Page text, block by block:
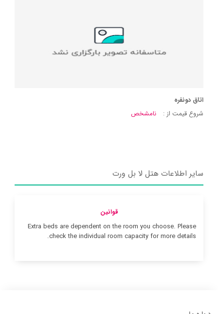
اتاق دونفره
شروع قیمت از :
نامشخص
سایر اطلاعات هتل لا بل ورت
قوانین
Extra beds are dependent on the room you choose. Please
check the individual room capacity for more details.